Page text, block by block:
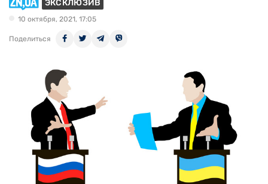
ЭКСКЛЮЗИВ
10 октября, 2021, 17:05
Поделиться